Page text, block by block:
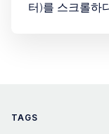
터)를 스크롤하
TAGS